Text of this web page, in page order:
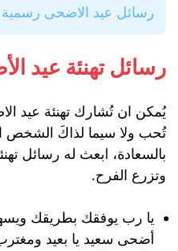
رسائل عيد الاضحى رسمية
رسائل تهنئة عيد
يُمكن ان تُشارك تهنئة عيد
تُحب ولا سيما لذاكَ الشخص
بالسعادة، ابعث له رسائل
وتزرع الفرح.
يا رب يوفقك بطريقك
أضحى سعيد يا بعيد